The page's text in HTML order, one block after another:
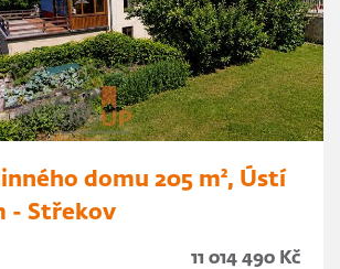
domu 205 m², Ústí
- Střekov
11 014 490 Kč